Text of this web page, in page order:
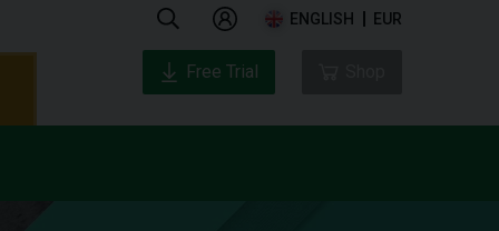
ENGLISH EUR
Free Trial